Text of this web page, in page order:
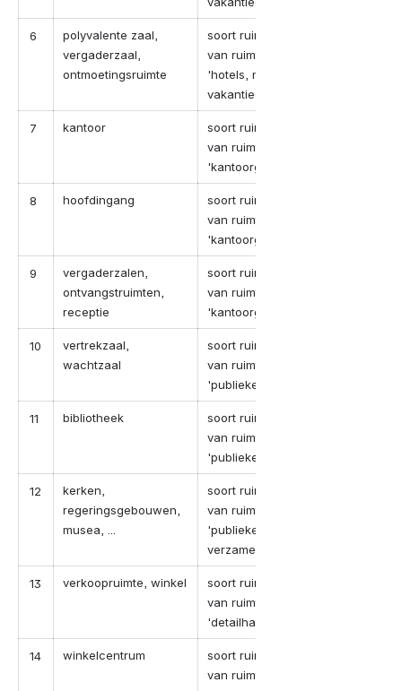
6
polyvalente zaal,
vergaderzaal,
ontmoetingsruimte
soort ruimte in geval
van ruimte-categorie
'hotels, motels en
vakantiecentra'
7 kantoor
soort ruimte in geval
van ruimte-categorie
'kantoorgebouwen'
8 hoofdingang
soort ruimte in geval
van ruimte-categorie
'kantoorgebouwen'
9
vergaderzalen,
ontvangstruimten,
receptie
soort ruimte in geval
van ruimte-categorie
'kantoorgebouwen'
10
vertrekzaal,
wachtzaal
soort ruimte in geval
van ruimte-categorie
'publieke ruimten'
11 bibliotheek
soort ruimte in geval
van ruimte-categorie
'publieke ruimten'
12
kerken,
regeringsgebouwen,
musea, ...
soort ruimte in geval
van ruimte-categorie
'publieke
verzamelplaatsen'
13 verkoopruimte, winkel
soort ruimte in geval
van ruimte-categorie
'detailhandel'
14 winkelcentrum
soort ruimte in geval
van ruimte-categorie